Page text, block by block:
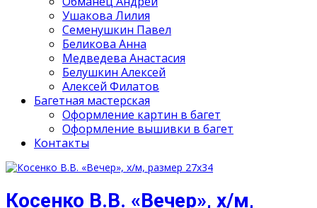
Ушакова Лилия
Семенушкин Павел
Беликова Анна
Медведева Анастасия
Белушкин Алексей
Алексей Филатов
Багетная мастерская
Оформление картин в багет
Оформление вышивки в багет
Контакты
Косенко В.В. «Вечер», х/м,